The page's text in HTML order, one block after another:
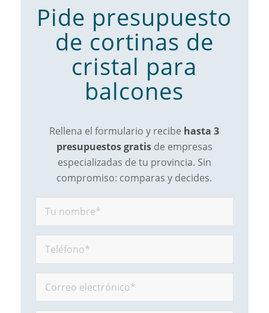
Pide presupuesto
de cortinas de
cristal para
balcones
Rellena el formulario y recibe hasta 3
presupuestos gratisde empresas
especializadas de tu provincia. Sin
compromiso: comparas y decides.